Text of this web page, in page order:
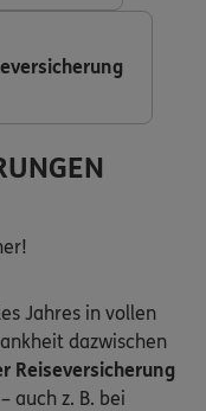
Jahres in vollen
dazwischen
Reiseversicherung
– auch z. B. bei